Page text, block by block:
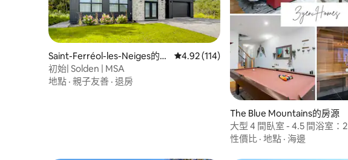
Saint-Ferréol-les-Neiges的房
源
從 114 則評價中獲得 4.92 的平均評分（滿
4.92 (114)
初始| Solden | MSA
地點 · 親子友善 · 退房
The Blue Mountains的房源
大型 4 間臥室 - 4.5 間浴室：
床/桑拿/遊戲
性價比 · 地點 · 海邊